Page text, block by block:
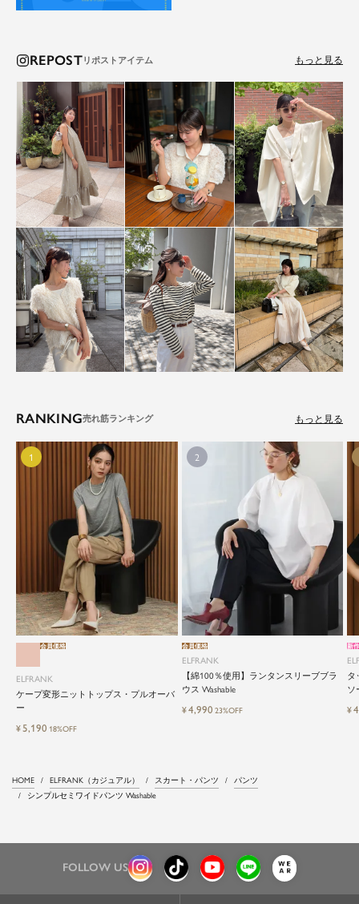
REPOST もっと見る
RANKING もっと見る
ELFRANK
ケープ変形ニットトップス・プルオーバ
ー
会員価格
¥5,190 18%OFF
ELFRANK
【綿100％使用】ランタンスリーブブラ
ウス Washable
会員価格
¥4,990 23%OFF
タ
ソ
新
¥
HOME ELFRANK（カジュアル） スカート・パンツ
パンツ
シンプルセミワイドパンツ Washable
FOLLOW US